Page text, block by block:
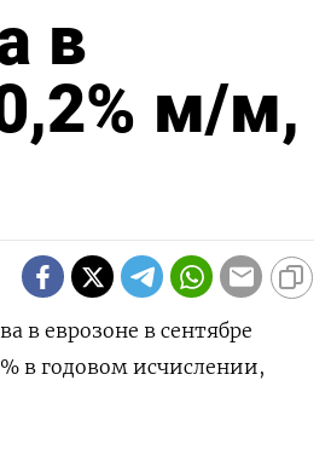
в
м/м,
в еврозоне в сентябре
в годовом исчислении,